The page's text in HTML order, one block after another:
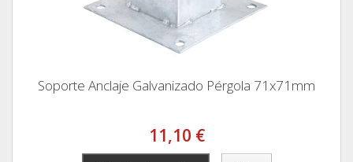
Soporte Anclaje Galvanizado Pérgola 71x71mm
11,10 €